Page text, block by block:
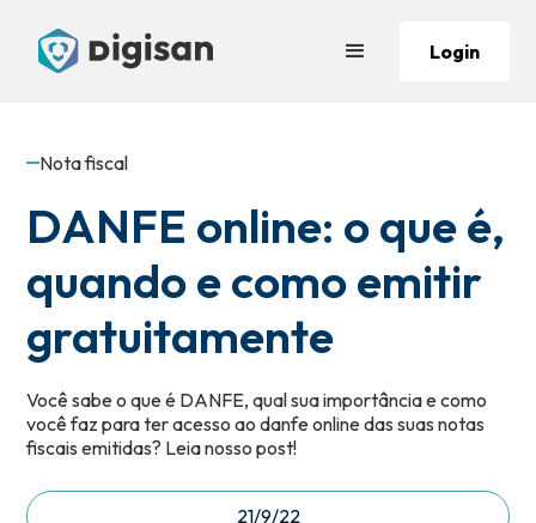
Login
Nota fiscal
DANFE online: o que é,
quando e como emitir
gratuitamente
Você sabe o que é DANFE, qual sua importância e como
você faz para ter acesso ao danfe online das suas notas
fiscais emitidas? Leia nosso post!
21/9/22